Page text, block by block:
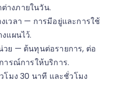
างภายในวัน.
เวลา — การมีอยู่และการใช้
แผนไว้.
ย — ต้นทุนต่อรายการ, ต่อ
ารณ์การให้บริการ.
โมง 30 นาที และชั่วโมง